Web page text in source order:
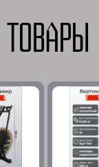
товары